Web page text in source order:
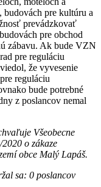
budovách pre kultúru a
prevádzkovať
pre obchod
zábavu. Ak bude VZN
pre reguláciu
že vyvesenie
reguláciu
bude potrebné
z poslancov nemal
Všeobecne
o zákaze
obce Malý Lapáš.
sa: 0 poslancov